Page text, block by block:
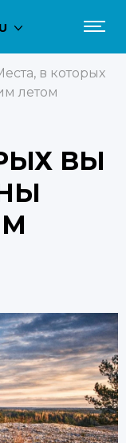
в которых
летом
ВЫ